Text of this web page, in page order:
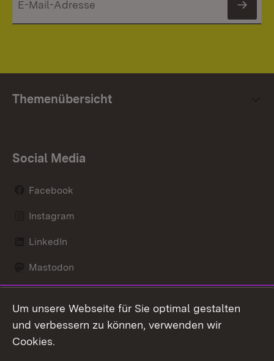
Themenübersicht
Social Media
Facebook
Instagram
LinkedIn
Mastodon
X / Twitter
Youtube
Um unsere Webseite für Sie optimal gestalten
und verbessern zu können, verwenden wir
Cookies.